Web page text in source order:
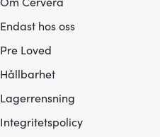
Endast hos oss
Pre Loved
Hållbarhet
Lagerrensning
Integritetspolicy